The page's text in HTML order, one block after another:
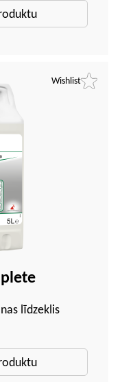
Wishlist
līdzeklis